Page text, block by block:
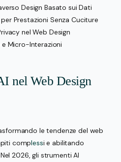
Design Basato sui Dati
Prestazioni Senza Cuciture
nel Web Design
e Micro-Interazioni
nel Web Design
le tendenze del web
complessi e abilitando
2026, gli strumenti AI